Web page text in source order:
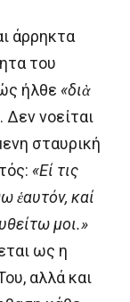
άρρηκτα
του
ήλθε «διὰ
. Δεν νοείται
σταυρική
«Εί τις
ἑαυτόν, καί
μοι.»
ως η
αλλά και